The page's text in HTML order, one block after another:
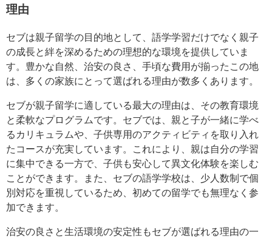
理由
セブは親子留学の目的地として、語学学習だけでなく親子
の成長と絆を深めるための理想的な環境を提供していま
す。豊かな自然、治安の良さ、手頃な費用が揃ったこの地
は、多くの家族にとって選ばれる理由が数多くあります。
セブが親子留学に適している最大の理由は、その教育環境
と柔軟なプログラムです。セブでは、親と子が一緒に学べ
るカリキュラムや、子供専用のアクティビティを取り入れ
たコースが充実しています。これにより、親は自分の学習
に集中できる一方で、子供も安心して異文化体験を楽しむ
ことができます。また、セブの語学学校は、少人数制で個
別対応を重視しているため、初めての留学でも無理なく参
加できます。
治安の良さと生活環境の安定性もセブが選ばれる理由の一